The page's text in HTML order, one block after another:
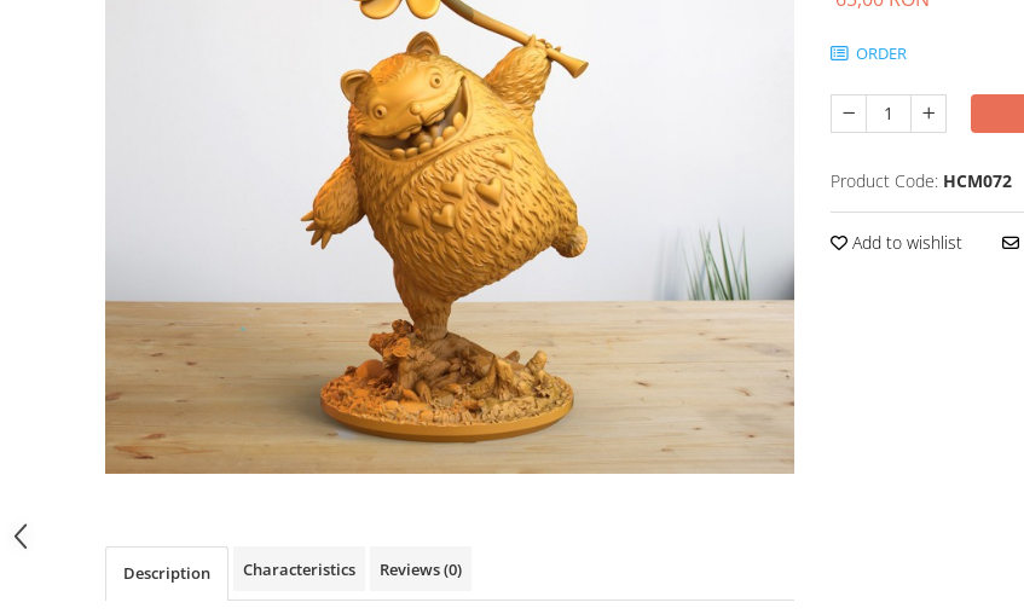
ORDER
Product Code: HCM072
Add to wishlist
Description Characteristics Reviews(0)